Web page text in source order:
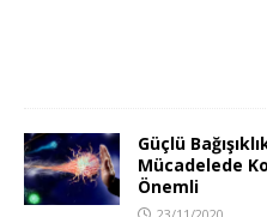
Güçlü
Mücadelede
Önemli